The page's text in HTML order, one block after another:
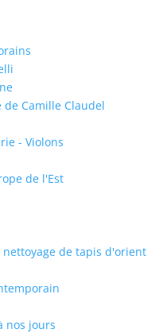
Camille Claudel
- Violons
de l'Est
de tapis d'orient
nos jours